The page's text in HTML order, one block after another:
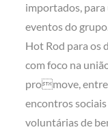
importados, para
eventos do
Hot Rod para os
com foco na
promove, entre
encontros
voluntárias de